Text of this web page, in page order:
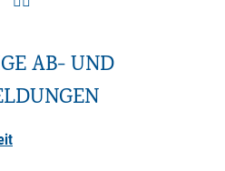
AB- UND